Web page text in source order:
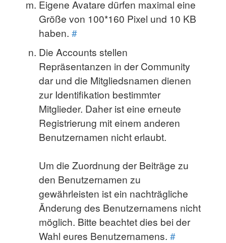
Eigene Avatare dürfen maximal eine
Größe von 100*160 Pixel und 10 KB
haben. #
Die Accounts stellen
Repräsentanzen in der Community
dar und die Mitgliedsnamen dienen
zur Identifikation bestimmter
Mitglieder. Daher ist eine erneute
Registrierung mit einem anderen
Benutzernamen nicht erlaubt.
Um die Zuordnung der Beiträge zu
den Benutzernamen zu
gewährleisten ist ein nachträgliche
Änderung des Benutzernamens nicht
möglich. Bitte beachtet dies bei der
Wahl eures Benutzernamens. #